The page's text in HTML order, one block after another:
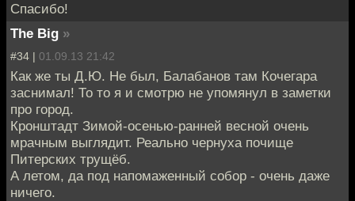
Спасибо!
The Big »
#34 | 01.09.13 21:42
Как же ты Д.Ю. Не был, Балабанов там Кочегара
заснимал! То то я и смотрю не упомянул в заметки
про город.
Кронштадт Зимой-осенью-ранней весной очень
мрачным выглядит. Реально чернуха почище
Питерских трущёб.
А летом, да под напомаженный собор - очень даже
ничего.